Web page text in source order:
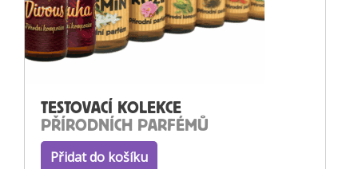
TESTOVACÍ KOLEKCE
PŘÍRODNÍCH PARFÉMŮ
Přidat do košíku